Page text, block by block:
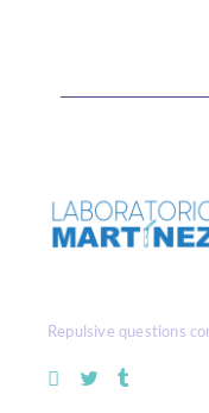
Repulsive questions